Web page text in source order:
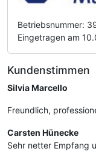
Betriebsnummer:
Eingetragen am
Kundenstimmen
Silvia Marcello
Freundlich,
Carsten Hünecke
Sehr netter Empfang